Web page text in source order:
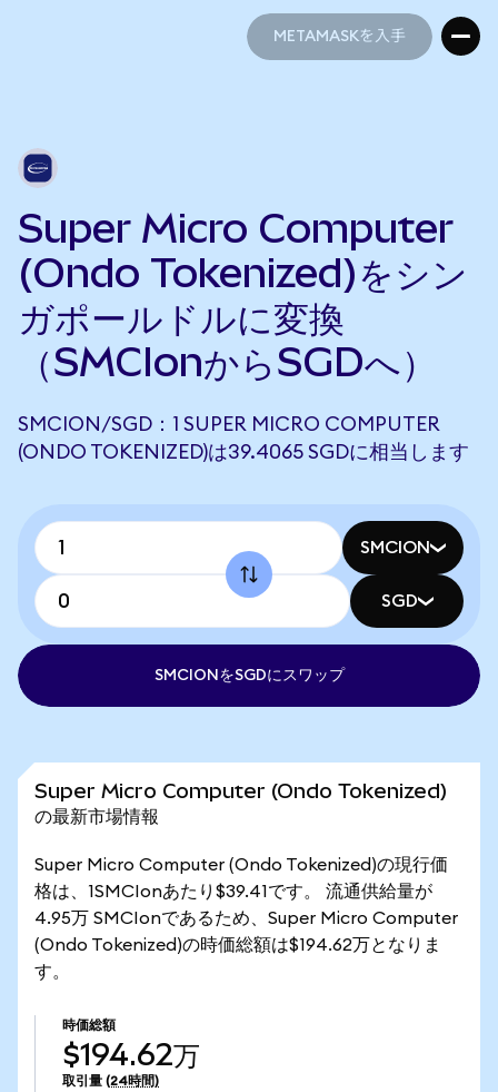
METAMASKを入手
Super Micro Computer
(Ondo Tokenized)をシン
ガポールドルに変換
（SMCIonからSGDへ）
SMCION/SGD：1 SUPER MICRO COMPUTER
(ONDO TOKENIZED)は39.4065 SGDに相当します
SMCION
SGD
SMCIONをSGDにスワップ
Super Micro Computer (Ondo Tokenized)
の最新市場情報
Super Micro Computer (Ondo Tokenized)の現行価
格は、1SMCIonあたり$39.41です。 流通供給量が
4.95万 SMCIonであるため、Super Micro Computer
(Ondo Tokenized)の時価総額は$194.62万となりま
す。
時価総額
$194.62万
取引量 (24時間)